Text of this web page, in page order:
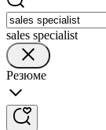
sales specialist
Резюме